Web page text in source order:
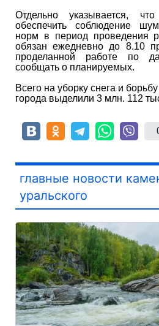
Отдельно указывается,
обеспечить соблюдение
норм в период проведения
обязан ежедневно до 8.10
проделанной работе по
сообщать о планируемых.
Всего на уборку снега и
города выделили 3 млн. 112
главные новости
уральского